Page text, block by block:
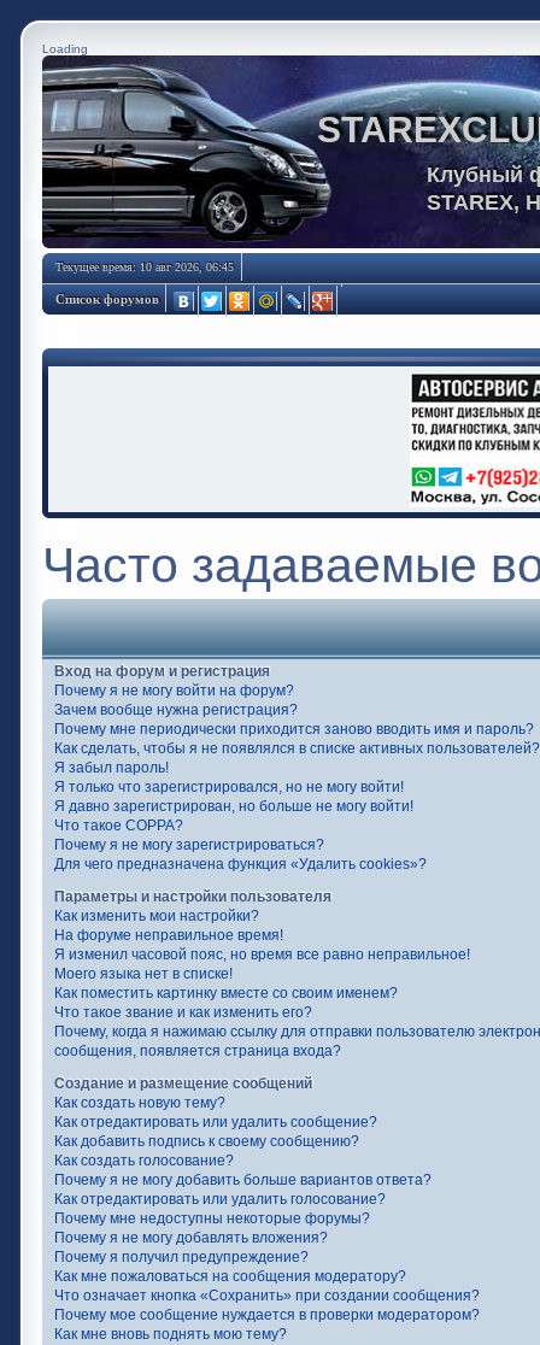
Loading
Клубный
STAREX,
Текущее время: 10 авг 2026, 06:45
Список форумов
Часто задаваемые
Вход на форум и регистрация
Почему я не могу войти на форум?
Зачем вообще нужна регистрация?
Почему мне периодически приходится заново вводить имя и пароль?
Как сделать, чтобы я не появлялся в списке активных пользователей?
Я забыл пароль!
Я только что зарегистрировался, но не могу войти!
Я давно зарегистрирован, но больше не могу войти!
Что такое COPPA?
Почему я не могу зарегистрироваться?
Для чего предназначена функция «Удалить cookies»?
Параметры и настройки пользователя
Как изменить мои настройки?
На форуме неправильное время!
Я изменил часовой пояс, но время все равно неправильное!
Моего языка нет в списке!
Как поместить картинку вместе со своим именем?
Что такое звание и как изменить его?
Почему, когда я нажимаю ссылку для отправки пользователю
сообщения, появляется страница входа?
Создание и размещение сообщений
Как создать новую тему?
Как отредактировать или удалить сообщение?
Как добавить подпись к своему сообщению?
Как создать голосование?
Почему я не могу добавить больше вариантов ответа?
Как отредактировать или удалить голосование?
Почему мне недоступны некоторые форумы?
Почему я не могу добавлять вложения?
Почему я получил предупреждение?
Как мне пожаловаться на сообщения модератору?
Что означает кнопка «Сохранить» при создании сообщения?
Почему мое сообщение нуждается в проверки модератором?
Как мне вновь поднять мою тему?